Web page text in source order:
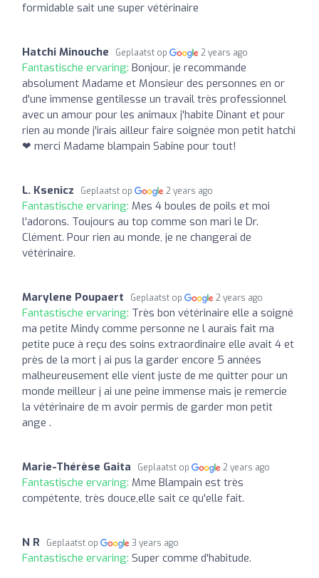
formidable sait une super vétérinaire
Hatchi Minouche Geplaatst op 2 years ago
Fantastische ervaring: Bonjour, je recommande
absolument Madame et Monsieur des personnes en or
d'une immense gentilesse un travail très professionnel
avec un amour pour les animaux j'habite Dinant et pour
rien au monde j'irais ailleur faire soignée mon petit hatchi
❤ merci Madame blampain Sabine pour tout!
L. Ksenicz Geplaatst op 2 years ago
Fantastische ervaring: Mes 4 boules de poils et moi
l'adorons. Toujours au top comme son mari le Dr.
Clément. Pour rien au monde, je ne changerai de
vétérinaire.
Marylene Poupaert Geplaatst op 2 years ago
Fantastische ervaring: Très bon vétérinaire elle a soigné
ma petite Mindy comme personne ne l aurais fait ma
petite puce à reçu des soins extraordinaire elle avait 4 et
près de la mort j ai pus la garder encore 5 années
malheureusement elle vient juste de me quitter pour un
monde meilleur j ai une peine immense mais je remercie
la vétérinaire de m avoir permis de garder mon petit
ange .
Marie-Thérèse Gaita Geplaatst op 2 years ago
Fantastische ervaring: Mme Blampain est très
compétente, très douce,elle sait ce qu'elle fait.
N R Geplaatst op 3 years ago
Fantastische ervaring: Super comme d'habitude.